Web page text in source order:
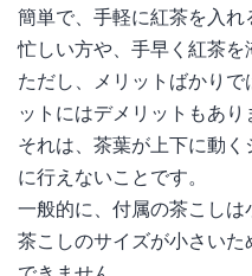
簡単で、手軽に紅茶を入れ
忙しい方や、手早く紅茶を
ただし、メリットばかり
ットにはデメリットもあり
それは、茶葉が上下に動
に行えないことです。
一般的に、付属の茶こしは
茶こしのサイズが小さい